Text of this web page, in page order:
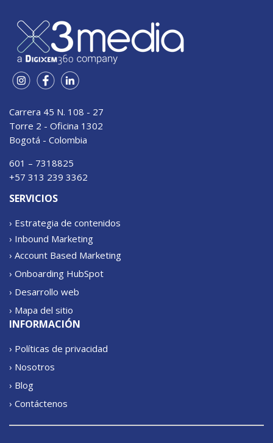
Carrera 45 N. 108 - 27
Torre 2 - Oficina 1302
Bogotá - Colombia
601 – 7318825
+57 313 239 3362
SERVICIOS
› Estrategia de contenidos
› Inbound Marketing
› Account Based Marketing
› Onboarding HubSpot
› Desarrollo web
› Mapa del sitio
INFORMACIÓN
› Políticas de privacidad
› Nosotros
› Blog
› Contáctenos